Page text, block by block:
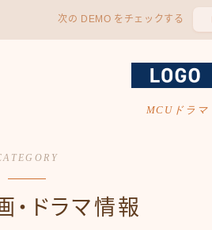
次の DEMO をチェックする
MCUドラマ
ドラマ情報